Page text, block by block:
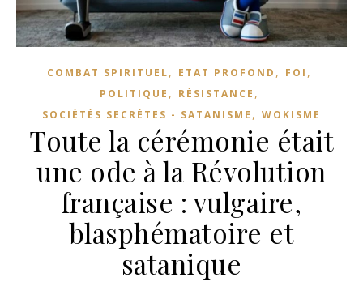
COMBAT SPIRITUEL, ETAT PROFOND , FOI ,
POLITIQUE , RÉSISTANCE ,
SOCIÉTÉS SECRÈTES - SATANISME , WOKISME
Toute la cérémonie était
une ode à la Révolution
française : vulgaire,
blasphématoire et
satanique